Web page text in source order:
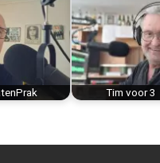
Tim voor 3